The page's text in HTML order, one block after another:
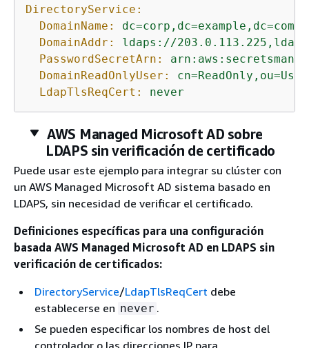
DirectoryService:
DomainName:
dc=corp,dc=example,dc=com
DomainAddr:
ldaps://
PasswordSecretArn:
DomainReadOnlyUser:
LdapTlsReqCert:
never
AWS Managed Microsoft AD sobre
LDAPS sin verificación de certificado
Puede usar este ejemplo para integrar su clúster con
un AWS Managed Microsoft AD sistema basado en
LDAPS, sin necesidad de verificar el certificado.
Definiciones específicas para una configuración
basada AWS Managed Microsoft AD en LDAPS sin
verificación de certificados:
DirectoryService/LdapTlsReqCert debe
establecerse en never .
Se pueden especificar los nombres de host del
controlador o las direcciones IP para